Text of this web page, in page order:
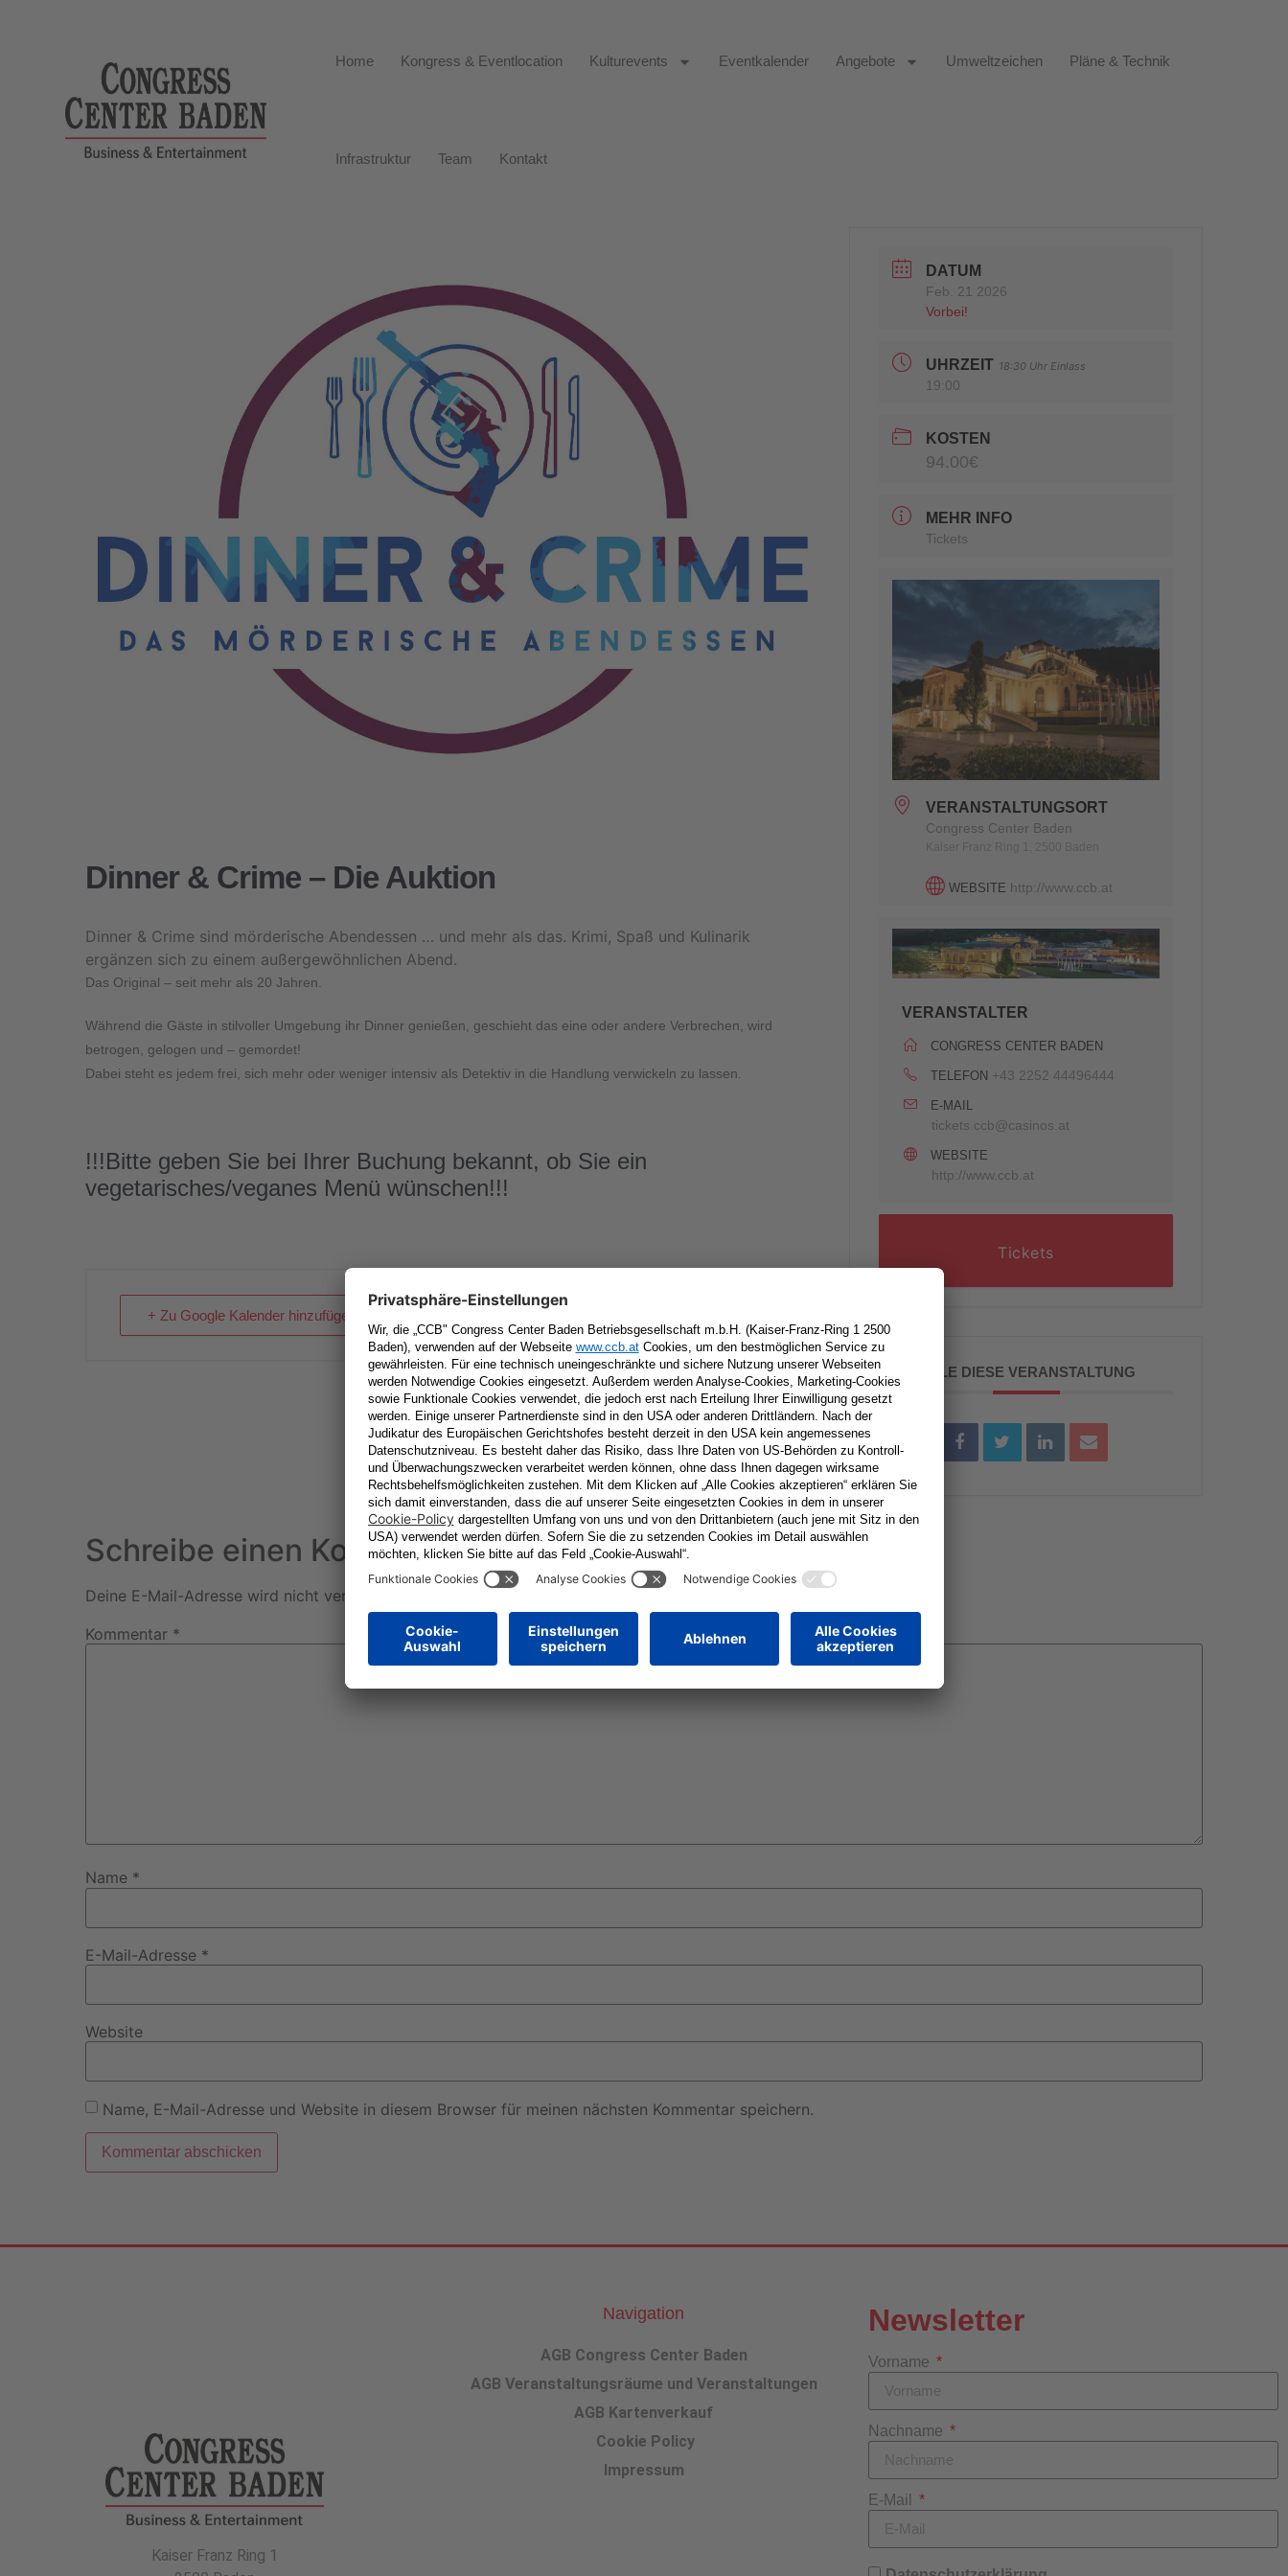
Home Kongress & Eventlocation Kulturevents Eventkalender Angebote Umweltzeichen Pläne & Technik
Infrastruktur Team Kontakt
Dinner & Crime – Die Auktion
Dinner & Crime sind mörderische Abendessen … und mehr als das. Krimi, Spaß und Kulinarik
ergänzen sich zu einem außergewöhnlichen Abend.
Das Original – seit mehr als 20 Jahren
Während die Gäste in stilvoller Umgebung ihr Dinner genießen, geschieht das eine oder andere Verbrechen, wird
betrogen, gelogen und – gemordet!
Dabei steht es jedem frei, sich mehr oder weniger intensiv als Detektiv in die Handlung verwickeln zu lassen.
!!!Bitte geben Sie bei Ihrer Buchung bekannt, ob Sie ein
vegetarisches/veganes Menü wünschen!!!
+ Zu Google Kalender hinzufügen
DATUM
Feb. 21 2026
Vorbei!
UHRZEIT 18:30 Uhr Einlass
19:00
KOSTEN
94.00€
MEHR INFO
Tickets
VERANSTALTUNGSORT
Congress Center Baden
WEBSITE http://www.ccb.at
VERANSTALTER
CONGRESS CENTER BADEN
TELEFON +43 2252 44496444
E-MAIL
tickets.ccb@casinos.at
WEBSITE
http://www.ccb.at
Tickets
TEILE DIESE VERANSTALTUNG
Schreibe einen Kommentar
Deine E-Mail-Adresse wird nicht veröffentlicht.
Kommentar *
Name *
E-Mail-Adresse *
Website
Name, E-Mail-Adresse und Website in diesem Browser für meinen nächsten Kommentar speichern.
Kaiser Franz Ring 1
Navigation
AGB Congress Center Baden
AGB Veranstaltungsräume und Veranstaltungen
AGB Kartenverkauf
Cookie Policy
Impressum
Newsletter
Vorname
Nachname
E-Mail